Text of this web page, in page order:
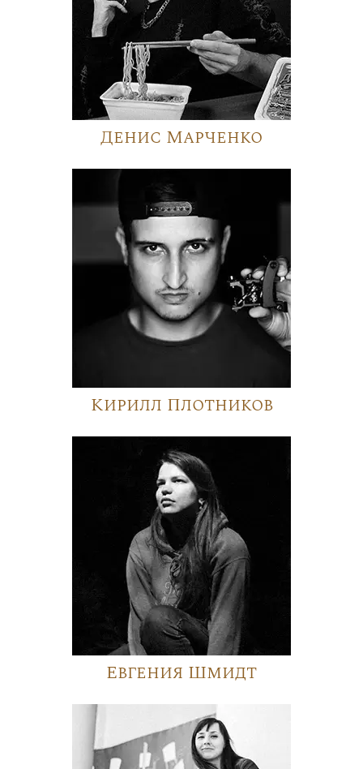
Денис Марченко
Кирилл Плотников
Евгения Шмидт